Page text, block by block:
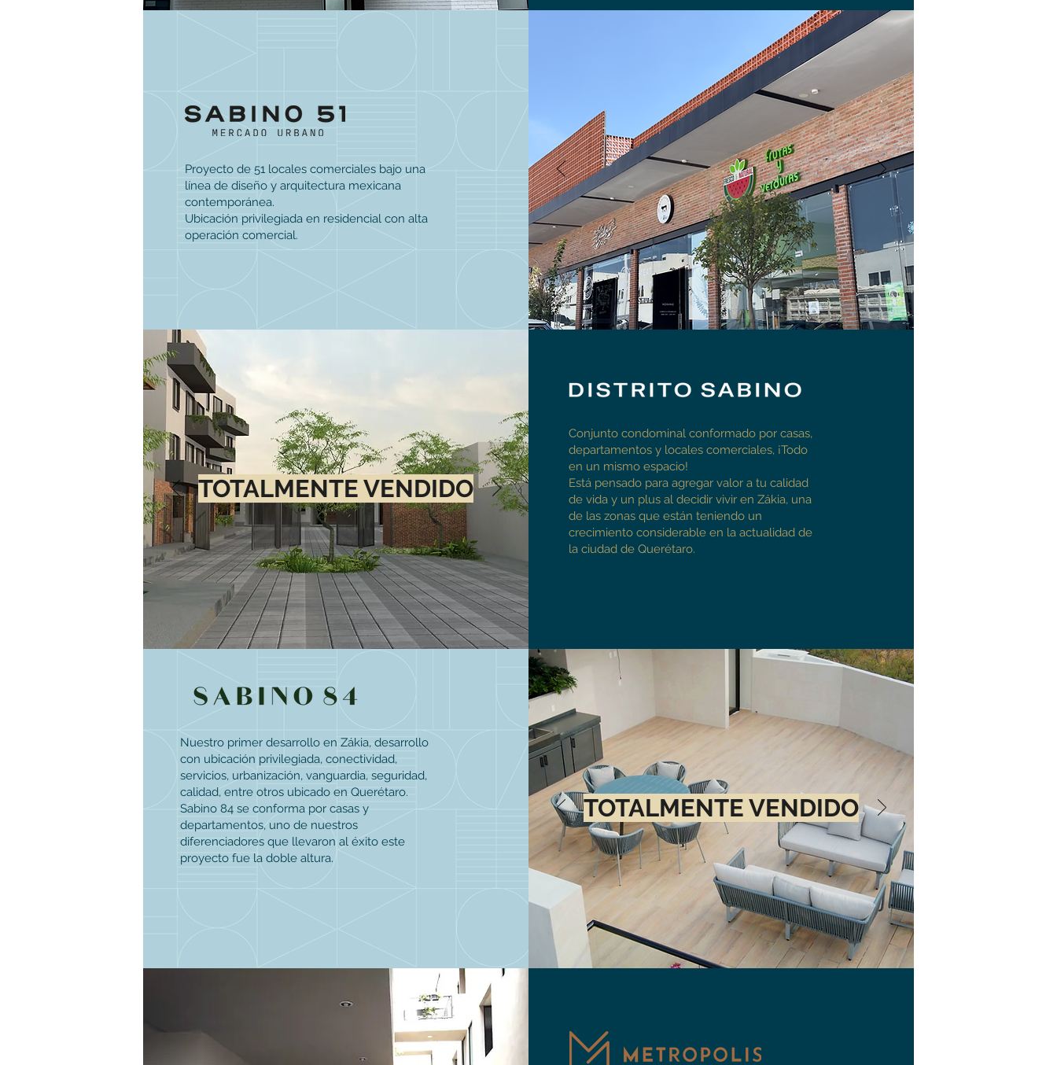
Proyecto de 51 locales comerciales bajo una
línea de diseño y arquitectura mexicana
contemporánea.
Ubicación privilegiada en residencial con alta
operación comercial.
TOTALMENTE VENDIDO
Conjunto condominal conformado por casas,
departamentos y locales comerciales, ¡Todo
en un mismo espacio!
Está pensado para agregar valor a tu calidad
de vida y un plus al decidir vivir en Zákia, una
de las zonas que están teniendo un
crecimiento considerable en la actualidad de
la ciudad de Querétaro.
Nuestro primer desarrollo en Zákia, desarrollo
con ubicación privilegiada, conectividad,
servicios, urbanización, vanguardia, seguridad,
calidad, entre otros ubicado en Querétaro.
Sabino 84 se conforma por casas y
departamentos, uno de nuestros
diferenciadores que llevaron al éxito este
proyecto fue la doble altura.
TOTALMENTE VENDIDO